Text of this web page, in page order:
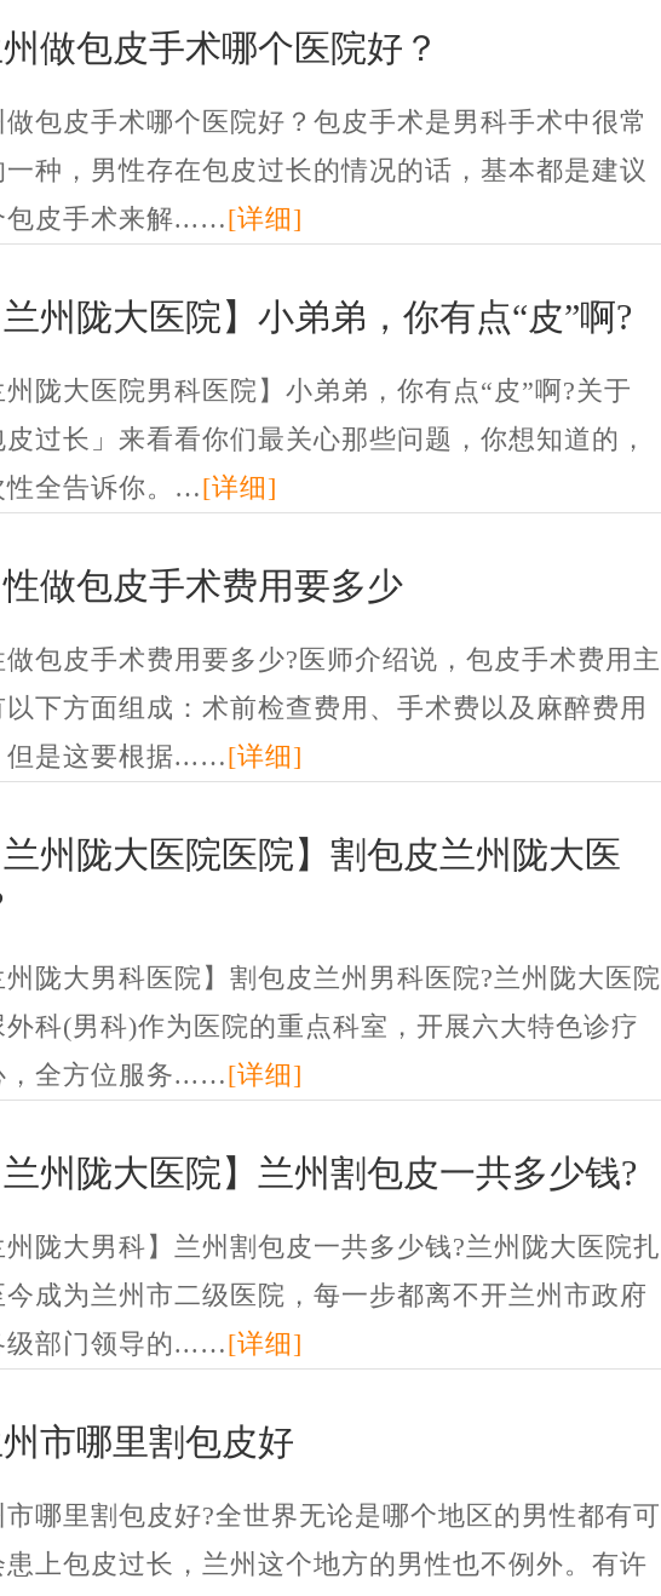
做包皮手术哪个医院好？
做包皮手术哪个医院好？包皮手术是男科手术中很常
一种，男性存在包皮过长的情况的话，基本都是建议
包皮手术来解...…[详细]
兰州陇大医院】小弟弟，你有点“皮”啊?
州陇大医院男科医院】小弟弟，你有点“皮”啊?关于
皮过长」来看看你们最关心那些问题，你想知道的，
性全告诉你。…[详细]
做包皮手术费用要多少
做包皮手术费用要多少?医师介绍说，包皮手术费用主
以下方面组成：术前检查费用、手术费以及麻醉费用
但是这要根据...…[详细]
兰州陇大医院医院】割包皮兰州陇大医
州陇大男科医院】割包皮兰州男科医院?兰州陇大医院
外科(男科)作为医院的重点科室，开展六大特色诊疗
，全方位服务...…[详细]
兰州陇大医院】兰州割包皮一共多少钱?
州陇大男科】兰州割包皮一共多少钱?兰州陇大医院扎
今成为兰州市二级医院，每一步都离不开兰州市政府
级部门领导的...…[详细]
市哪里割包皮好
市哪里割包皮好?全世界无论是哪个地区的男性都有可
患上包皮过长，兰州这个地方的男性也不例外。有许